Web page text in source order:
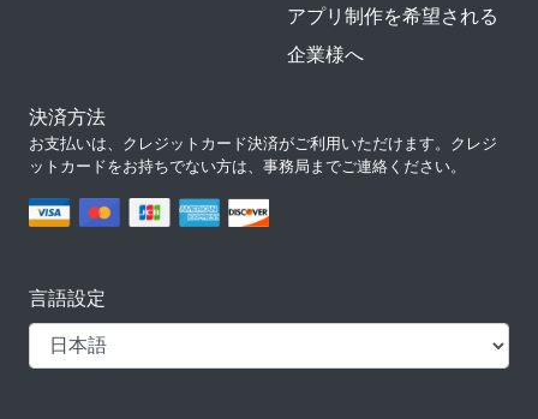
アプリ制作を希望される
企業様へ
決済方法
お支払いは、クレジットカード決済がご利用いただけます。クレジ
ットカードをお持ちでない方は、事務局までご連絡ください。
言語設定